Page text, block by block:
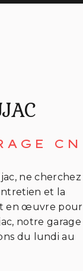
CN
ne cherchez
et la
en œuvre pour
notre garage
du lundi au